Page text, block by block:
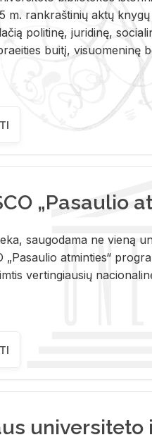
m. rank­raš­ti­nių aktų
po­li­ti­nę, ju­ri­di­nę,
bui­tį, vi­suo­me­ni­nę
„Pasaulio
saugodama ne vieną
„Pasaulio atminties“
vertingiausių
universiteto